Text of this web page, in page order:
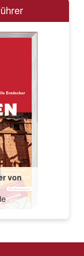
von